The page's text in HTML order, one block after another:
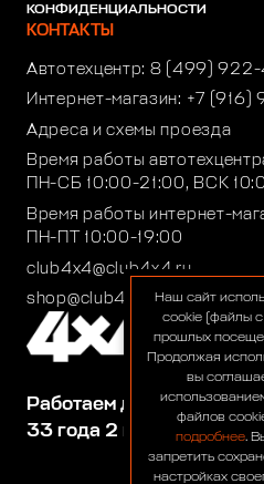
Работаем для вас:
33 года 2 месяца 23 дня
КОНФИДЕНЦИАЛЬНОСТИ
КОНТАКТЫ
Автотехцентр: 8 (499)
Интернет-магазин: +7 (916)
Адреса и схемы проезда
Время работы
ПН-СБ 10:00-21:00, ВСК
Время работы интернет-
ПН-ПТ 10:00-19:00
club4x4@club4x4.ru
shop@club4x4.ruНаш сайт
cookie (файлы
прошлых
Продолжая
вы
файлов
подробнее.
запретить
настройках